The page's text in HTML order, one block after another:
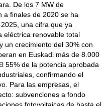
De los 7 MW de
a finales de 2020 se ha
una cifra que ya
eléctrica renovable total
un crecimiento del 30% con
en Euskadi más de 8.000
55% de la potencia aprobada
confirmando el
Para las empresas, el
subvenciones a fondo